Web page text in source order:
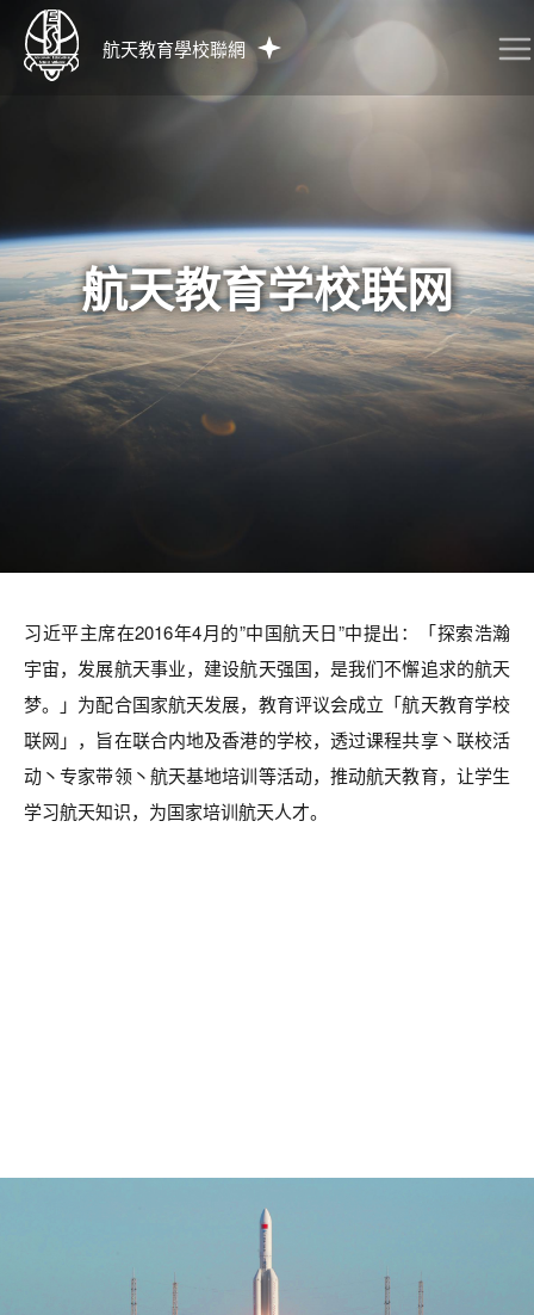
航天教育學校聯網
航天教育学校联网
习近平主席在2016年4月的”中国航天日”中提出：「探索浩瀚
宇宙，发展航天事业，建设航天强国，是我们不懈追求的航天
梦。」为配合国家航天发展，教育评议会成立「航天教育学校
联网」，旨在联合内地及香港的学校，透过课程共享丶联校活
动丶专家带领丶航天基地培训等活动，推动航天教育，让学生
学习航天知识，为国家培训航天人才。